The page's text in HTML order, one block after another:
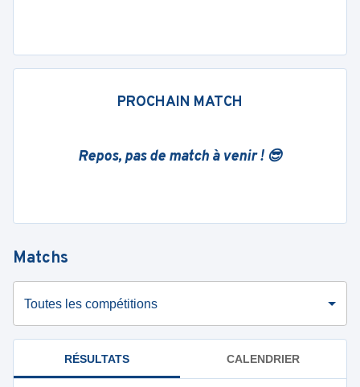
PROCHAIN MATCH
Repos, pas de match à venir ! 😎
Matchs
Toutes les compétitions
RÉSULTATS CALENDRIER